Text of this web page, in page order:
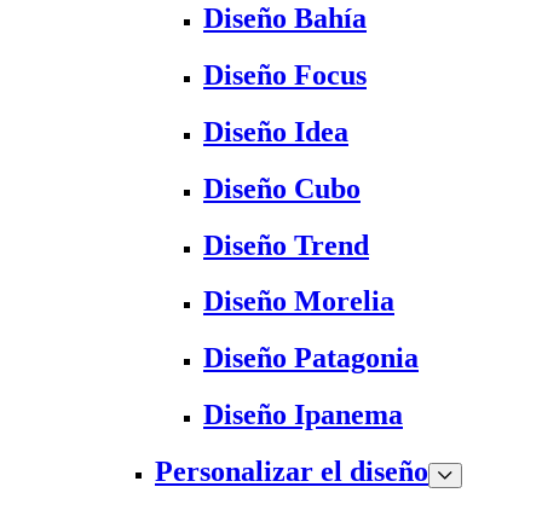
Diseño Bahía
Diseño Focus
Diseño Idea
Diseño Cubo
Diseño Trend
Diseño Morelia
Diseño Patagonia
Diseño Ipanema
Personalizar el diseño